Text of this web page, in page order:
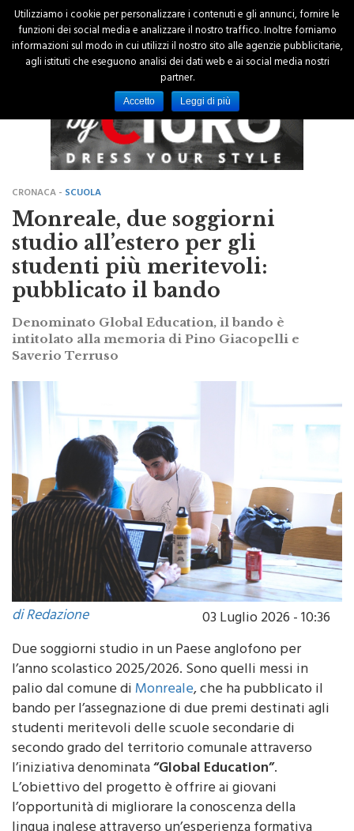
CRONACA - SCUOLA
Monreale, due soggiorni
studio all’estero per gli
studenti più meritevoli:
pubblicato il bando
Denominato Global Education, il bando è
intitolato alla memoria di Pino Giacopelli e
Saverio Terruso
di Redazione
03 Luglio 2026 - 10:36
Due soggiorni studio in un Paese anglofono per
l’anno scolastico 2025/2026. Sono quelli messi in
palio dal comune diMonreale, che ha pubblicato il
bando per l’assegnazione di due premi destinati agli
studenti meritevoli delle scuole secondarie di
secondo grado del territorio comunale attraverso
l’iniziativa denominata“Global Education”.
L’obiettivo del progetto è offrire ai giovani
l’opportunità di migliorare la conoscenza della
Utilizziamo i cookie per personalizzare i contenuti e gli annunci, fornire le
funzioni dei social media e analizzare il nostro traffico. Inoltre forniamo
informazioni sul modo in cui utilizzi il nostro sito alle agenzie pubblicitarie,
agli istituti che eseguono analisi dei dati web e ai social media nostri
partner.
Accetto Leggi di più